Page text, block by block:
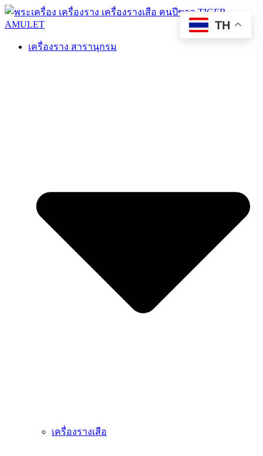
เครื่องราง สารานุกรม
เครื่องรางเสือ
TH